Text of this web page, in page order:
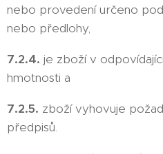
nebo provedení určeno
nebo předlohy,
7.2.4. je zboží v
hmotnosti a
7.2.5. zboží vyhovuje
předpisů.